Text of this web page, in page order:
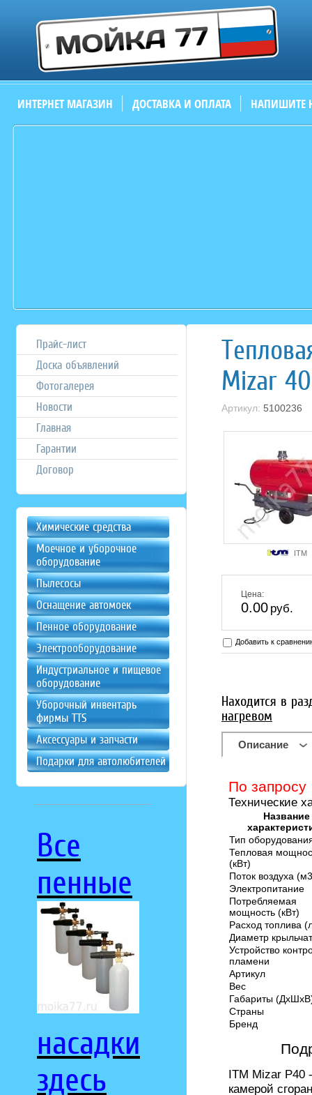
ИНТЕРНЕТ МАГАЗИН ДОСТАВКА И ОПЛАТА НАПИШИТЕ
Прайс-лист
Доска объявлений
Фотогалерея
Новости
Главная
Гарантии
Договор
Химические средства
Моечное и уборочное
оборудование
Пылесосы
Оснащение автомоек
Пенное оборудование
Электрооборудование
Индустриальное и пищевое
оборудование
Уборочный инвентарь
фирмы ТТS
Аксессуары и запчасти
Подарки для автолюбителей
Все
пенные
насадки
здесь
Mizar
Артикул: 5100236
ITM
Цена:
0.00 руб.
Добавить к
Находится в
нагревом
Описание
По запросу
Технические
Название
Тип
Тепловая
(кВт)
Поток воздуха
Электропитание
Потребляемая
мощность (кВт)
Расход топлива
Диаметр
Устройство
пламени
Артикул
Вес
Габариты
Страны
Бренд
ITM Mizar P40
камерой